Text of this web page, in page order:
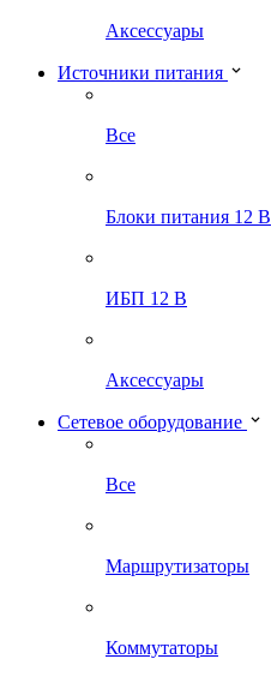
Аксессуары
Источники питания
Все
Блоки питания 12 В
ИБП 12 В
Аксессуары
Сетевое оборудование
Все
Маршрутизаторы
Коммутаторы